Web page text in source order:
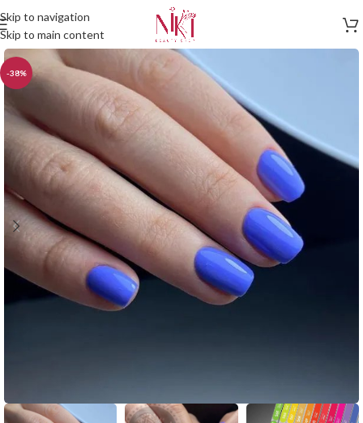
Skip to navigation
Skip to main content
-38%